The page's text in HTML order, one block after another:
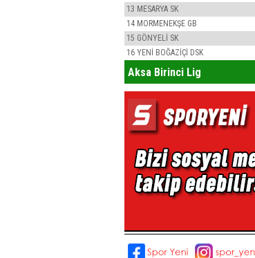
13 MESARYA SK
14 MORMENEKŞE GB
15 GÖNYELİ SK
16 YENİ BOĞAZİÇİ DSK
Aksa Birinci Lig